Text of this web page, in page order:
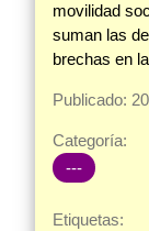
movilidad
suman las
brechas en
Publicado:
Categoría:
---
Etiquetas: